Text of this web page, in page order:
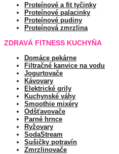
Proteínové a fit tyčinky
Proteínové palacinky
Proteínové pudiny
Proteínová zmrzlina
ZDRAVÁ FITNESS KUCHYŇA
Domáce pekárne
Filtračné kanvice na vodu
Jogurtovače
Kávovary
Elektrické grily
Kuchynské váhy
Smoothie mixéry
Odšťavovače
Parné hrnce
Ryžovary
SodaStream
Sušičky potravín
Zmrzlinovače